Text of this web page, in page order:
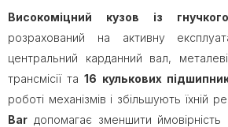
Високоміцний кузов із гнучкого
розрахований на активну
центральний карданний вал,
трансмісії та16 кулькових
роботі механізмів і збільшують їхній
Bar допомагає зменшити